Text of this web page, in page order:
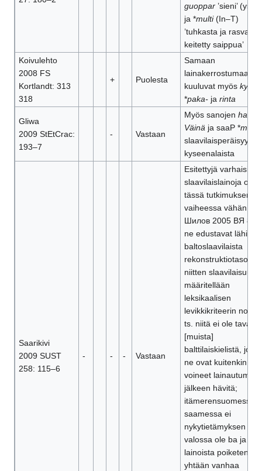
guoppar’sieni’
ja *multi(In–T)
’tuhkasta ja rasvasta
keitetty saippua’
Koivulehto
2008 FS
Kortlandt: 313
318
+ Puolesta
Samaan
lainakerrostumaan
kuuluvat myös kylki
*paka-ja rinta
Gliwa
2009 StEtCrac:
193–7
- Vastaan
Myös sanojen hauki
Väinä ja saaP *multi
slaavilaisperäisyys
kyseenalaista
Saarikivi
2009 SUST
258: 115–6
- - - Vastaan
Esitettyjä varhaisia
slaavilaislainojа on
tässä tutkimuksen
vaiheessa vähän
Шилов 2005 ВЯ
ne edustavat lähinnä
baltoslaavilaista
rekonstruktiotasoa ja
niitten slaavilaisuus
määritellään
leksikaalisen
levikkikriteerin
ts. niitä ei ole tavattu
[muista]
balttilaiskielistä,
ne ovat kuitenkin
voineet
jälkeen hävitä;
itämerensuomessa
saamessa ei
nykytietämyksen
valossa ole ba ja ge
lainoista poiketen
yhtään vanhaa